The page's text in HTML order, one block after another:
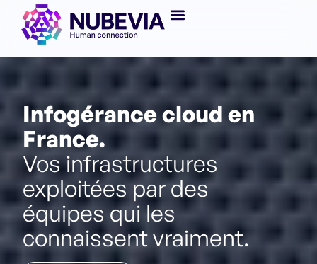
Infogérance cloud en
France.
Vos infrastructures
exploitées par des
équipes qui les
connaissent vraiment.